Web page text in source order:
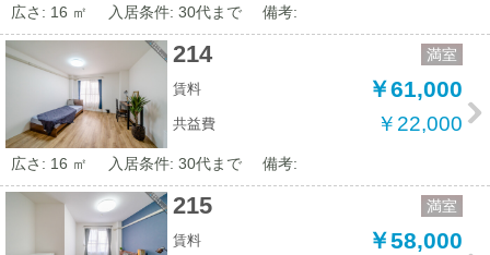
広さ: 16 ㎡ 入居条件: 30代まで 備考:
214 満室
賃料 ￥61,000
共益費 ￥22,000
広さ: 16 ㎡ 入居条件: 30代まで 備考:
215 満室
賃料 ￥58,000